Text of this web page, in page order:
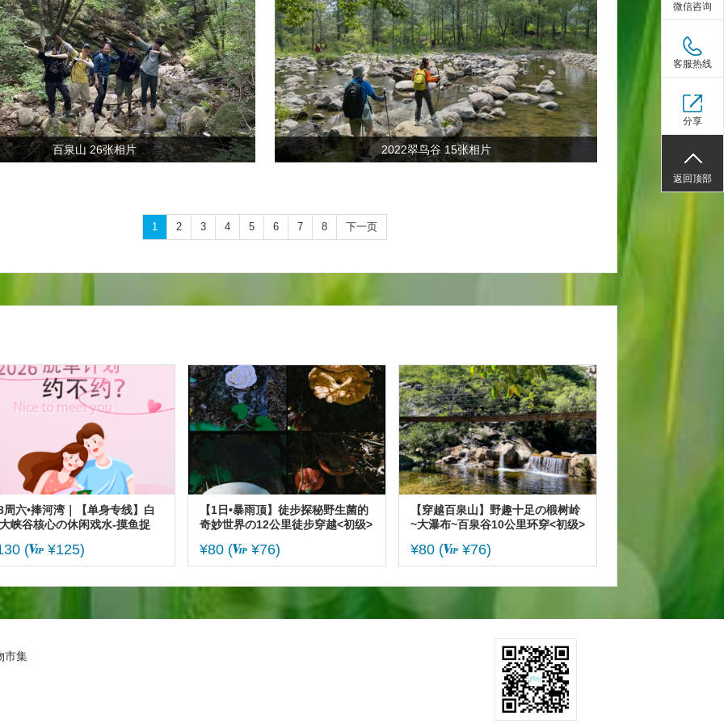
百泉山 26张相片 2022翠鸟谷 15张相片
1 2 3 4 5 6 7 8 下一页
周六•捧河湾｜【单身专线】白
峡谷核心の休闲戏水-摸鱼捉
云行
( ¥125)
【1日•暴雨顶】徒步探秘野生菌的
奇妙世界の12公里徒步穿越<初级>
¥80 ( ¥76)
【穿越百泉山】野趣十足の椴树岭
~大瀑布~百泉谷10公里环穿<初级>
¥80 ( ¥76)
市集
微信咨询
客服热线
分享
返回顶部